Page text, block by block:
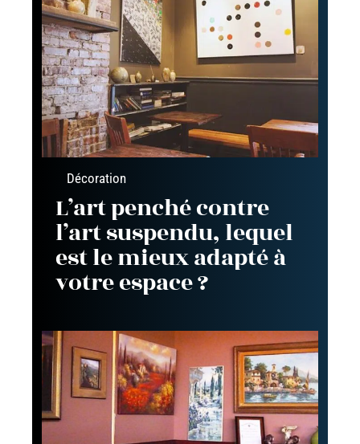
Décoration
L’art penché contre
l’art suspendu, lequel
est le mieux adapté à
votre espace ?